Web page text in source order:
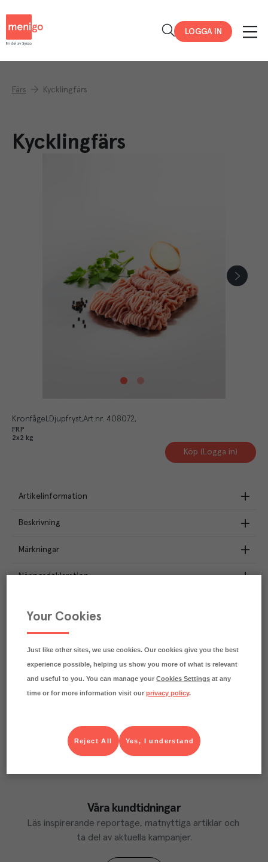
LOGGA IN
Färs Kycklingfärs
Kycklingfärs
Kronfågel Djupfryst Art.nr. 408072
FRP
2x2 kg
Köp (Logga in)
Artikelinformation
Beskrivning
Märkningar
Näringsdeklaration
CO₂e/kg
Varje kilo av varan påverkar klimatet motsvarande
Läs mer om hur vi beräknar klimatavtryck
Våra kundtidningar
Läs inspirerande reportage, matnyttiga artiklar och
ta del av aktuella kampanjer.
Your Cookies
Just like other sites, we use cookies. Our cookies give you the best
experience possible, helping us show you more of what is relevant
and useful to you. You can manage yourCookies Settings at any
time or for more information visit ourprivacy policy.
Yes, I understand
Reject All